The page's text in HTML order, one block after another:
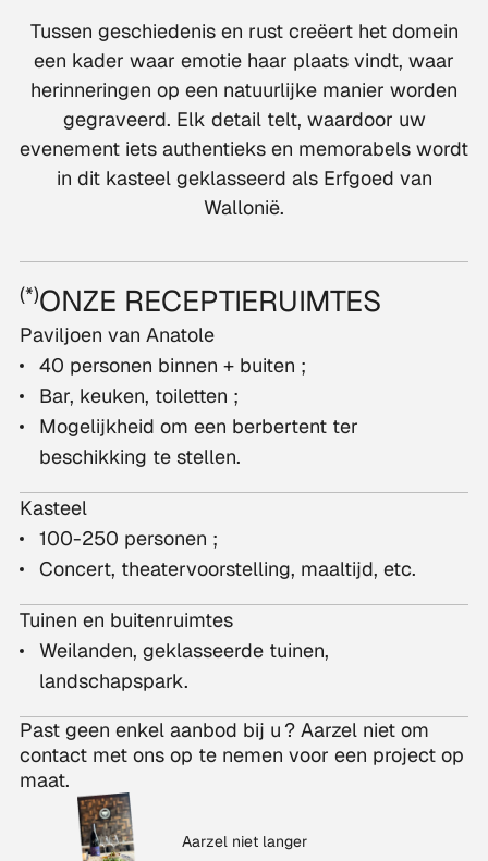
Tussen geschiedenis en rust creëert het domein
een kader waar emotie haar plaats vindt, waar
herinneringen op een natuurlijke manier worden
gegraveerd. Elk detail telt, waardoor uw
evenement iets authentieks en memorabels wordt
in dit kasteel geklasseerd als Erfgoed van
Wallonië.
/THEATER
/
(*)ONZE RECEPTIERUIMTES
Paviljoen van Anatole
40 personen binnen + buiten ;
Bar, keuken, toiletten ;
Mogelijkheid om een berbertent ter
beschikking te stellen.
Kasteel
100-250 personen ;
Concert, theatervoorstelling, maaltijd, etc.
Tuinen en buitenruimtes
Weilanden, geklasseerde tuinen,
landschapspark.
Past geen enkel aanbod bij u ? Aarzel niet om
contact met ons op te nemen voor een project op
maat.
Aarzel niet langer